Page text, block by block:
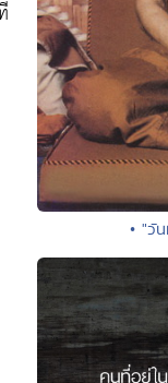
• "วั